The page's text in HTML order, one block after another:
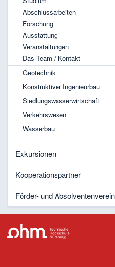
Abschlussarbeiten
Forschung
Ausstattung
Veranstaltungen
Das Team / Kontakt
Geotechnik
Konstruktiver Ingenieurbau
Siedlungswasserwirtschaft
Verkehrswesen
Wasserbau
Exkursionen
Kooperationspartner
Förder- und Absolventenverein